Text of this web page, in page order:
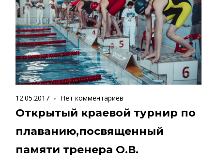
12.05.2017 Нет комментариев
Открытый краевой турнир по
плаванию,посвященный
памяти тренера О.В.